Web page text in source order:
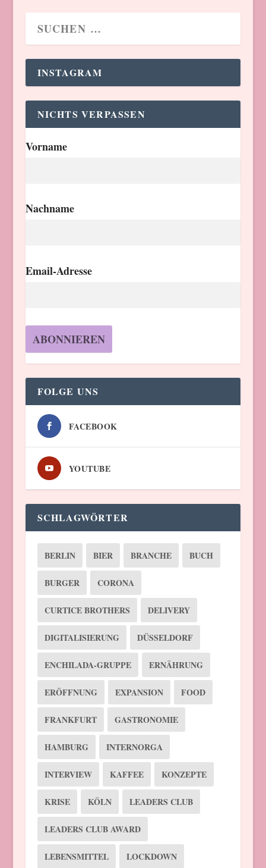
INSTAGRAM
NICHTS VERPASSEN
Vorname
Nachname
Email-Adresse
FOLGE UNS
FACEBOOK
YOUTUBE
SCHLAGWÖRTER
BERLIN BIER BRANCHE BUCH
BURGER CORONA
CURTICE BROTHERS DELIVERY
DIGITALISIERUNG DÜSSELDORF
ENCHILADA-GRUPPE ERNÄHRUNG
ERÖFFNUNG EXPANSION FOOD
FRANKFURT GASTRONOMIE
HAMBURG INTERNORGA
INTERVIEW KAFFEE KONZEPTE
KRISE KÖLN LEADERS CLUB
LEADERS CLUB AWARD
LEBENSMITTEL LOCKDOWN